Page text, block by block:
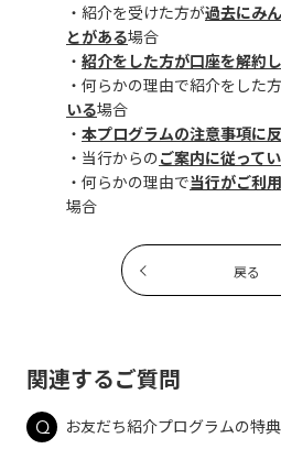
・紹介を受けた方が過去にみ
とがある場合
・ 紹介をした方が口座を解約
・何らかの理由で紹介をした
いる場合
・ 本プログラムの注意事項に
・当行からのご案内に従って
・何らかの理由で当行がご利
場合
戻る
関連するご質問
お友だち紹介プログラムの特